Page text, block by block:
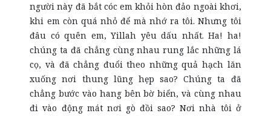
người này đã bắt cóc em khỏi hòn đảo ngoài khơi,
khi em còn quá nhỏ để mà nhớ ra tôi. Nhưng tôi
đâu có quên em, Yillah yêu dấu nhất. Ha! ha!
chúng ta đã chẳng cùng nhau rung lắc những lá
cọ, và đã chẳng đuổi theo những quả hạch lăn
xuống nơi thung lũng hẹp sao? Chúng ta đã
chẳng bước vào hang bên bờ biển, và cùng nhau
đi vào động mát nơi gò đồi sao? Nơi nhà tôi ở